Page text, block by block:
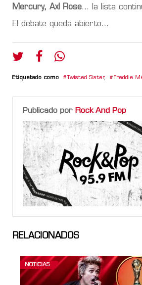
Mercury, Axl Rose... la lista
El debate queda abierto...
Etiquetado como Twisted Sister, Freddie
Publicado por Rock And Pop
RELACIONADOS
NOTICIAS